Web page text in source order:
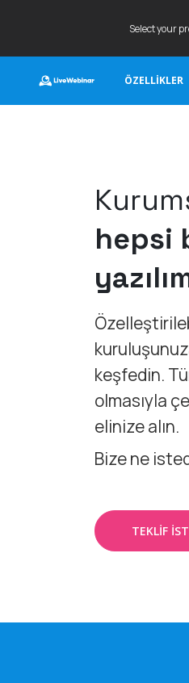
Select your
ÖZELLIKLER
hepsi
keşfedin.
olmasıyla
elinize alın.
Bize ne
TEKLIF